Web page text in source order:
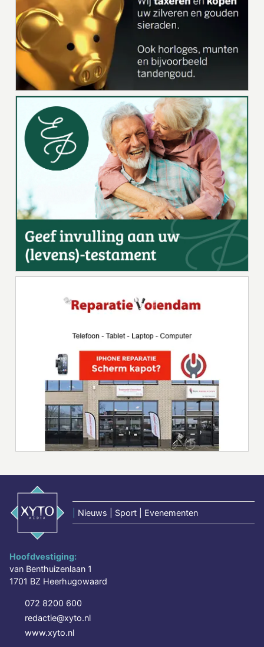
Nieuws | Sport | Evenementen
Hoofdvestiging:
van Benthuizenlaan 1
1701 BZ Heerhugowaard
072 8200 600
redactie@xyto.nl
www.xyto.nl